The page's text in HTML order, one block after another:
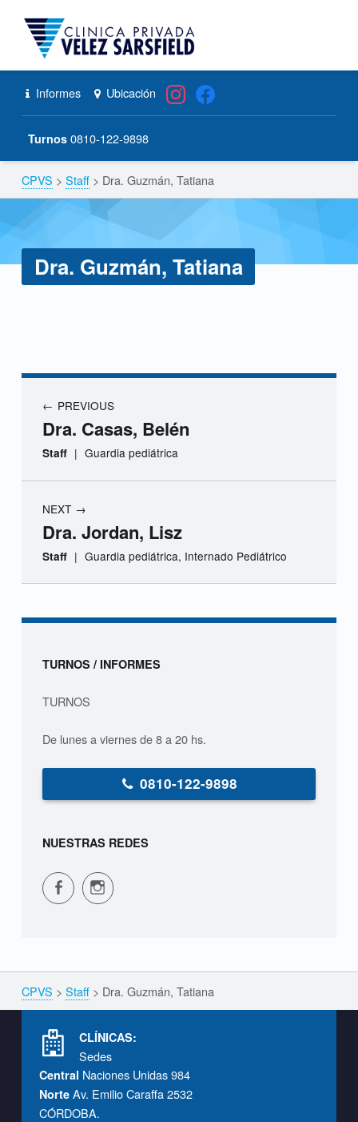
Dra. Guzmán, Tatiana – CPVS
Primary Menu
Header info sidebar Informes Ubicación
Turnos 0810-122-9898
Breadcrumbs navigation
CPVS > Staff> Dra. Guzmán, Tatiana
Dra. Guzmán, Tatiana
r
u
m
á
n
PREVIOUS
Dra. Casas, Belén
Staff | Guardia pediátrica
NEXT
Dra. Jordan, Lisz
Staff | Guardia pediátrica, Internado Pediátrico
Sidebar
TURNOS / INFORMES
TURNOS
De lunes a viernes de 8 a 20 hs.
0810-122-9898
NUESTRAS REDES
CPVS en Facebook CPVS en Instagram
Breadcrumbs navigation
CPVS > Staff> Dra. Guzmán, Tatiana
CLÍNICAS:
Sedes
Central Naciones Unidas 984
Norte Av. Emilio Caraffa 2532
CÓRDOBA.